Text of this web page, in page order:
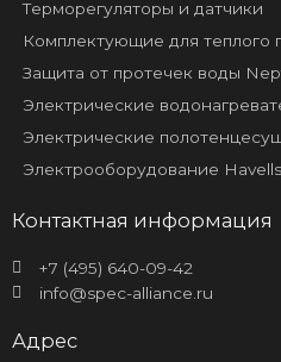
Терморегуляторы и датчики
Комплектующие для теплого
Защита от протечек воды
Электрические
Электрические
Электрооборудование Havells
Контактная информация
+7 (495) 640-09-42
info@spec-alliance.ru
Адрес